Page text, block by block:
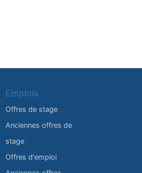
Emplois
Offres de stage
Anciennes offres de
stage
Offres d'emploi